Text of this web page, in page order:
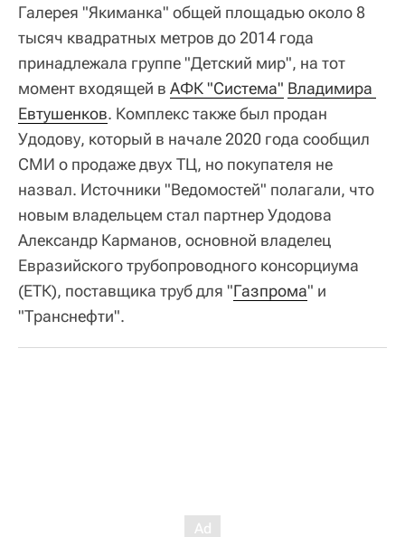
Галерея "Якиманка" общей площадью около 8
тысяч квадратных метров до 2014 года
принадлежала группе "Детский мир", на тот
момент входящей в АФК "Система" Владимира
Евтушенков. Комплекс также был продан
Удодову, который в начале 2020 года сообщил
СМИ о продаже двух ТЦ, но покупателя не
назвал. Источники "Ведомостей" полагали, что
новым владельцем стал партнер Удодова
Александр Карманов, основной владелец
Евразийского трубопроводного консорциума
(ЕТК), поставщика труб для "Газпрома" и
"Транснефти".